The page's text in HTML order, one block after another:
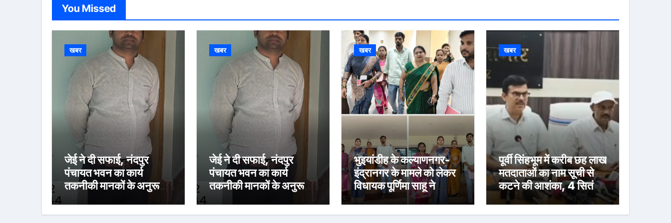
You Missed
खबर
जेई ने दी सफाई, नंदपुर
पंचायत भवन का कार्य
तकनीकी मानकों के अनुरूप:
लक्ष्य
खबर
जेई ने दी सफाई, नंदपुर
पंचायत भवन का कार्य
तकनीकी मानकों के अनुरूप:
लक्ष्य
खबर
भुइयांडीह के कल्याणनगर-
इंद्रानगर के मामले को लेकर
विधायक पूर्णिमा साहू ने
विधानसभा कक्ष में मुख्यमंत्री
हेमंत सोरेन से की मुलाकात,
खबर
पूर्वी सिंहभूम में करीब छह लाख
मतदाताओं का नाम सूची से
कटने की आशंका, 4 सितंबर
तक दावा-आपत्ति का मौका